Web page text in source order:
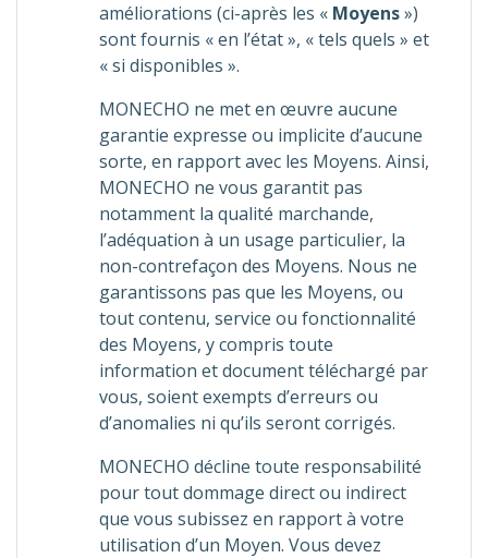
améliorations (ci-après les « Moyens»)
sont fournis « en l’état », « tels quels » et
« si disponibles ».
MONECHO ne met en œuvre aucune
garantie expresse ou implicite d’aucune
sorte, en rapport avec les Moyens. Ainsi,
MONECHO ne vous garantit pas
notamment la qualité marchande,
l’adéquation à un usage particulier, la
non-contrefaçon des Moyens. Nous ne
garantissons pas que les Moyens, ou
tout contenu, service ou fonctionnalité
des Moyens, y compris toute
information et document téléchargé par
vous, soient exempts d’erreurs ou
d’anomalies ni qu’ils seront corrigés.
MONECHO décline toute responsabilité
pour tout dommage direct ou indirect
que vous subissez en rapport à votre
utilisation d’un Moyen. Vous devez